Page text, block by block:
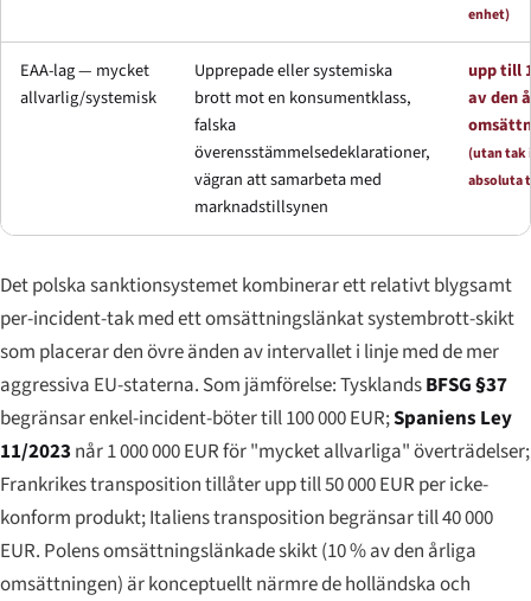
enhet)
EAA-lag — mycket
allvarlig/systemisk
Upprepade eller systemiska
brott mot en konsumentklass,
falska
överensstämmelsedeklarationer,
vägran att samarbeta med
marknadstillsynen
upp till
av den
(utan tak i
absoluta
Det polska sanktionsystemet kombinerar ett relativt blygsamt
per-incident-tak med ett omsättningslänkat systembrott-skikt
som placerar den övre änden av intervallet i linje med de mer
aggressiva EU-staterna. Som jämförelse: TysklandsBFSG §37
begränsar enkel-incident-böter till 100 000 EUR;Spaniens Ley
11/2023 når 1 000 000 EUR för "mycket allvarliga" överträdelser;
Frankrikes transposition tillåter upp till 50 000 EUR per icke-
konform produkt; Italiens transposition begränsar till 40 000
EUR. Polens omsättningslänkade skikt (10 % av den årliga
omsättningen) är konceptuellt närmre de holländska och